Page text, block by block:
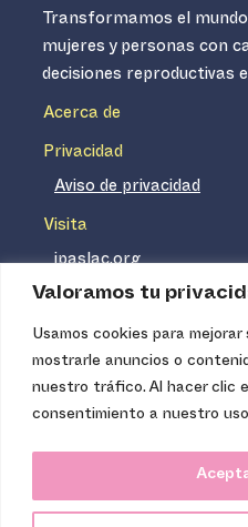
Valoramos tu
Usamos cookies para
mostrarle anuncios o
nuestro tráfico. Al hacer clic
consentimiento a nuestro
Transformamos el
mujeres y personas con
decisiones reproductivas
Acerca de
Privacidad
Aviso de privacidad
Visita
ipaslac.org
ipasmexico.org
Ipas no es un distribuidor
servicios se concentran,
técnica necesaria para
de calidad. Los servicios